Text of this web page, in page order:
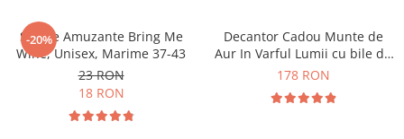
-20%
Sosete Amuzante Bring Me
Wine, Unisex, Marime 37-43
23 RON
18 RON
Decantor Cadou Munte de
Aur In Varful Lumii cu bile de
curatare
178 RON